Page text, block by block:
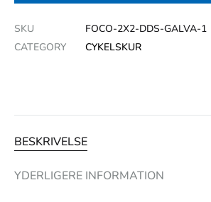
SKU
FOCO-2X2-DDS-GALVA-1
CATEGORY
CYKELSKUR
BESKRIVELSE
YDERLIGERE INFORMATION